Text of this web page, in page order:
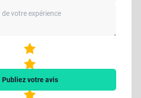
Publiez votre avis